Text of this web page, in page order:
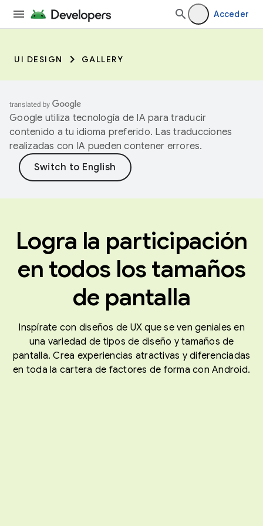
Acceder
UI DESIGN GALLERY
Google utiliza tecnología de IA para traducir
contenido a tu idioma preferido. Las traducciones
realizadas con IA pueden contener errores.
Logra la participación
en todos los tamaños
de pantalla
Inspírate con diseños de UX que se ven geniales en
una variedad de tipos de diseño y tamaños de
pantalla. Crea experiencias atractivas y diferenciadas
en toda la cartera de factores de forma con Android.